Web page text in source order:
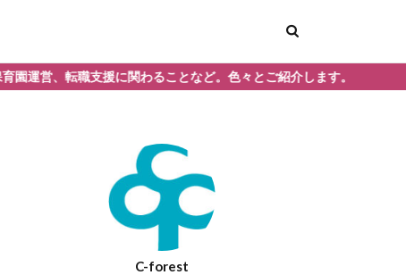
関わることなど。色々とご紹介します。
C-forest